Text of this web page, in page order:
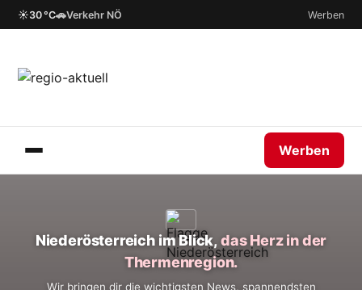
☀30 °C🚗Verkehr NÖ Werben
Werben
Niederösterreich im Blick, das Herz in der
Thermenregion.
Wir bringen dir die wichtigsten News, spannendsten